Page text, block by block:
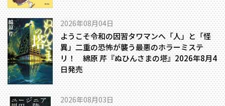
2026年08月04日
ようこそ令和の因習タワマンへ――「人」と「怪
異」二重の恐怖が襲う最悪のホラーミステ
リ！ 綿原 芹『ぬひんさまの塔』2026年8月4
日発売
2026年08月03日